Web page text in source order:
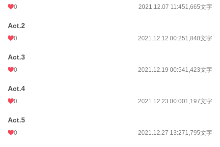
0 2021.12.07 11:451,665文字
Act.2
0 2021.12.12 00:251,840文字
Act.3
0 2021.12.19 00:541,423文字
Act.4
0 2021.12.23 00:001,197文字
Act.5
0 2021.12.27 13:271,795文字